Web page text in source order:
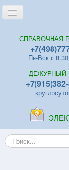
Переключить
навигацию
Новости
Отделения
Поликлиники
Контакты
Видео
СПРАВОЧНАЯ
Пн-Вск с
ДЕЖУРНЫЙ
Искать...